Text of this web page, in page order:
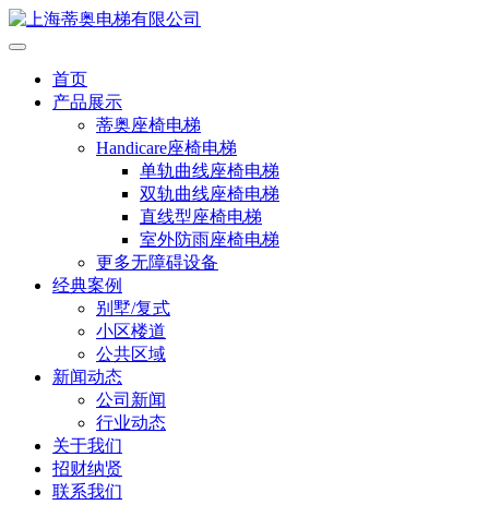
首页
产品展示
蒂奥座椅电梯
Handicare座椅电梯
单轨曲线座椅电梯
双轨曲线座椅电梯
直线型座椅电梯
室外防雨座椅电梯
更多无障碍设备
经典案例
别墅/复式
小区楼道
公共区域
新闻动态
公司新闻
行业动态
关于我们
招财纳贤
联系我们